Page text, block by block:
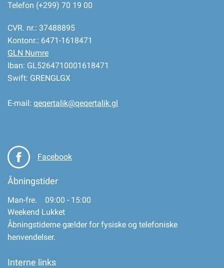
Telefon (+299) 70 19 00
CVR. nr.: 37488895
Kontonr.: 6471-1618471
GLN Numre
Iban: GL5264710001618471
Swift: GRENGLGX
E-mail: qeqertalik@qeqertalik.gl
Facebook
Åbningstider
Man-fre. 09:00 - 15:00
Weekend Lukket
Åbningstiderne gælder for fysiske og telefoniske
henvendelser.
Interne links